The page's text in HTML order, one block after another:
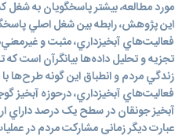
مورد مطالعه، بيشتر پاسخگويان به شغل
اين پژوهش، رابطه بين شغل اصلي
فعاليت‌هاي آبخيزداري، مثبت و
تجزيه و تحليل داده‌ها بيانگرآن است
زندگي مردم و انطباق اين گونه طرح‌ها با
فعاليت‌هاي آبخيزداري، درحوزه آبخيز
آبخيز جونقان در سطح يک درصد داراي
عبارت ديگر زماني مشارکت مردم در